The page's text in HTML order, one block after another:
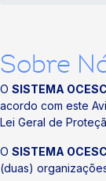
Sobre
O SISTEMA OCESC
acordo com este
Lei Geral de
O SISTEMA
(duas)